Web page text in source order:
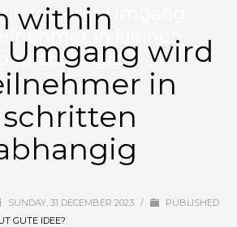
unserer Umgang
in kleinen
within
Umgang wird
in
SUNDAY, 31 DECEMBER 2023 /
PUBLISHED
GUTE IDEE?